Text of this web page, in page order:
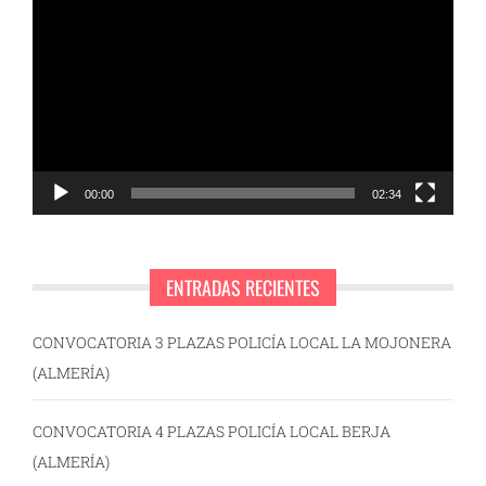
00:00 02:34
ENTRADAS RECIENTES
CONVOCATORIA 3 PLAZAS POLICÍA LOCAL LA MOJONERA
(ALMERÍA)
CONVOCATORIA 4 PLAZAS POLICÍA LOCAL BERJA
(ALMERÍA)